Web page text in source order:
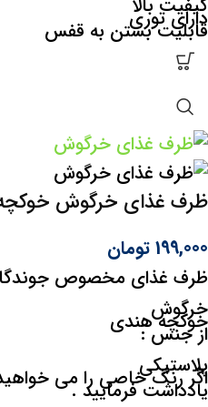
کیفیت بالا
دارای توری
قابلیت بستن به قفس
ظرف غذای خرگوش
199,000تومان
ظرف غذای مخصوص
خرگوش
خوکچه هندی
از جنس :
پلاستیکی
اگر رنگ خاصی را می
یادداشت فرمایید .